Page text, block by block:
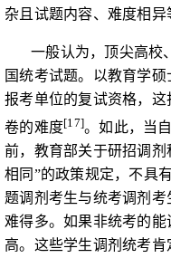
杂且试题内容、难度相异
一般认为，顶尖高校
国统考试题。以教育学
报考单位的复试资格，
卷的难度[17]。如此，当
前，教育部关于研招调
相同”的政策规定，不具
题调剂考生与统考调剂
难得多。如果非统考的
高。这些学生调剂统考肯